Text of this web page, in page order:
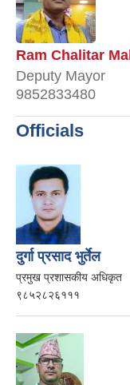
Ram Chalitar
Deputy Mayor
9852833480
Officials
दुर्गा प्रसाद भुर्तेल
प्रमुख प्रशासकीय अधिकृत
९८५२८२६१११